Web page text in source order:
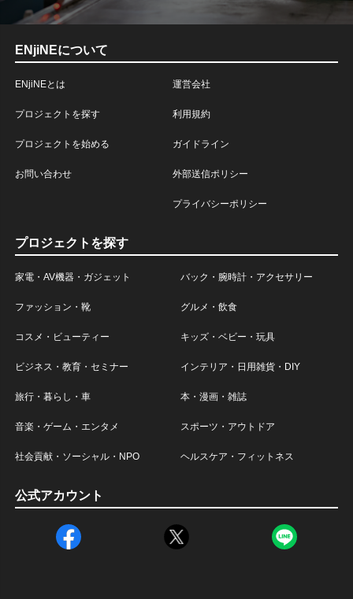
ENjiNEについて
ENjiNEとは
プロジェクトを探す
プロジェクトを始める
お問い合わせ
運営会社
利用規約
ガイドライン
外部送信ポリシー
プライバシーポリシー
プロジェクトを探す
家電・AV機器・ガジェット バック・腕時計・アクセサリー
ファッション・靴 グルメ・飲食
コスメ・ビューティー キッズ・ベビー・玩具
ビジネス・教育・セミナー インテリア・日用雑貨・DIY
旅行・暮らし・車 本・漫画・雑誌
音楽・ゲーム・エンタメ スポーツ・アウトドア
社会貢献・ソーシャル・NPO ヘルスケア・フィットネス
公式アカウント